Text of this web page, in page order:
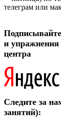
телеграм или
и упражнения
центра
Следите за
занятий):